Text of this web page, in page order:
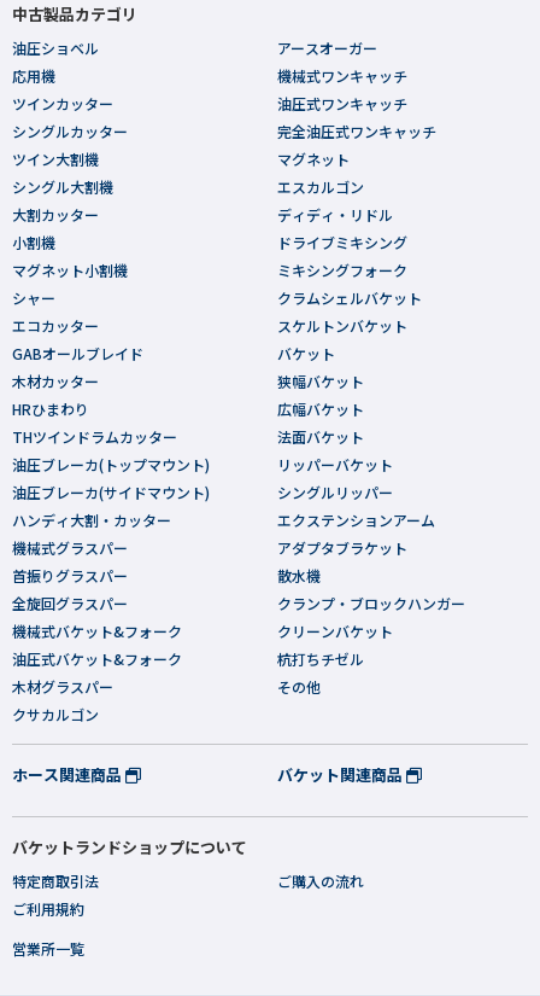
中古製品カテゴリ
油圧ショベル
応用機
ツインカッター
シングルカッター
ツイン大割機
シングル大割機
大割カッター
小割機
マグネット小割機
シャー
エコカッター
GABオールブレイド
木材カッター
HRひまわり
THツインドラムカッター
油圧ブレーカ(トップマウント)
油圧ブレーカ(サイドマウント)
ハンディ大割・カッター
機械式グラスパー
首振りグラスパー
全旋回グラスパー
機械式バケット&フォーク
油圧式バケット&フォーク
木材グラスパー
クサカルゴン
アースオーガー
機械式ワンキャッチ
油圧式ワンキャッチ
完全油圧式ワンキャッチ
マグネット
エスカルゴン
ディディ・リドル
ドライブミキシング
ミキシングフォーク
クラムシェルバケット
スケルトンバケット
バケット
狭幅バケット
広幅バケット
法面バケット
リッパーバケット
シングルリッパー
エクステンションアーム
アダプタブラケット
散水機
クランプ・ブロックハンガー
クリーンバケット
杭打ちチゼル
その他
ホース関連商品 バケット関連商品
バケットランドショップについて
特定商取引法
ご利用規約
ご購入の流れ
営業所一覧